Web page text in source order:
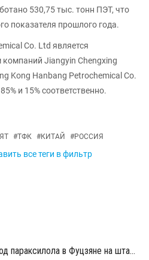
530,75 тыс. тонн ПЭТ, что
показателя прошлого года.
Co. Ltd является
Jiangyin Chengxing
Kong Hanbang Petrochemical Co.
и 15% соответственно.
#ТФК #КИТАЙ #РОССИЯ
все теги в фильтр
FREP в июле загрузила завод параксилола в Фуцзяне на штатном уровне